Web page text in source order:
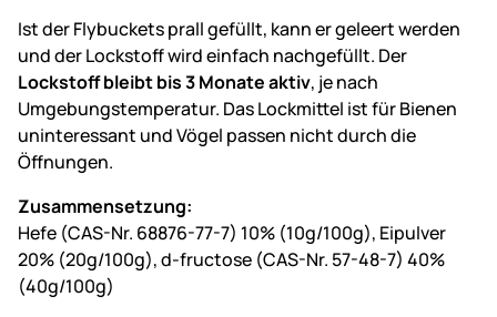
Ist der Flybuckets prall gefüllt, kann er geleert werden
und der Lockstoff wird einfach nachgefüllt. Der
Lockstoff bleibt bis 3 Monate aktiv, je nach
Umgebungstemperatur. Das Lockmittel ist für Bienen
uninteressant und Vögel passen nicht durch die
Öffnungen.
Zusammensetzung:
Hefe (CAS-Nr. 68876-77-7) 10% (10g/100g), Eipulver
20% (20g/100g), d-fructose (CAS-Nr. 57-48-7) 40%
(40g/100g)